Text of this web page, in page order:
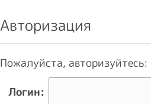
Авторизация
Пожалуйста, авторизуйтесь:
Логин: